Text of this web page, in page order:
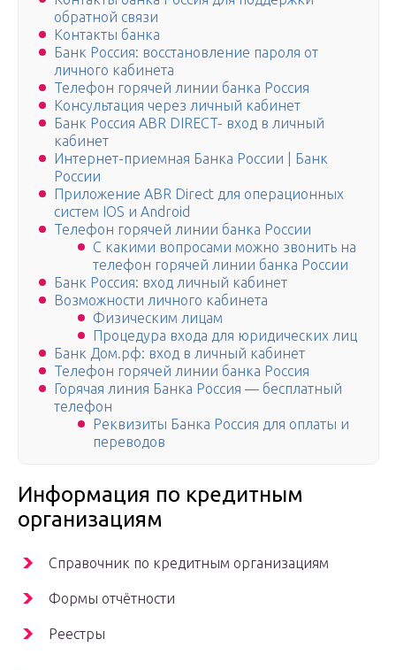
обратной связи
Контакты банка
Банк Россия: восстановление пароля от
личного кабинета
Телефон горячей линии банка Россия
Консультация через личный кабинет
Банк Россия ABR DIRECT- вход в личный
кабинет
Интернет-приемная Банка России | Банк
России
Приложение ABR Direct для операционных
систем IOS и Android
Телефон горячей линии банка России
С какими вопросами можно звонить на
телефон горячей линии банка России
Банк Россия: вход личный кабинет
Возможности личного кабинета
Физическим лицам
Процедура входа для юридических лиц
Банк Дом.рф: вход в личный кабинет
Телефон горячей линии банка Россия
Горячая линия Банка Россия — бесплатный
телефон
Реквизиты Банка Россия для оплаты и
переводов
Информация по кредитным
организациям
Справочник по кредитным организациям
Формы отчётности
Реестры